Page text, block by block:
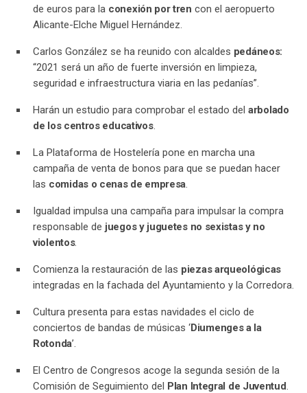
de euros para la conexión por tren con el aeropuerto
Alicante-Elche Miguel Hernández.
Carlos González se ha reunido con alcaldes pedáneos:
“2021 será un año de fuerte inversión en limpieza,
seguridad e infraestructura viaria en las pedanías”.
Harán un estudio para comprobar el estado del arbolado
de los centros educativos.
La Plataforma de Hostelería pone en marcha una
campaña de venta de bonos para que se puedan hacer
las comidas o cenas de empresa
Igualdad impulsa una campaña para impulsar la compra
responsable de juegos y juguetes no sexistas y no
violentos.
Comienza la restauración de las piezas arqueológicas
integradas en la fachada del Ayuntamiento y la Corredora.
Cultura presenta para estas navidades el ciclo de
conciertos de bandas de músicas ‘Diumenges a la
Rotonda’.
El Centro de Congresos acoge la segunda sesión de la
Comisión de Seguimiento del Plan Integral de Juventud